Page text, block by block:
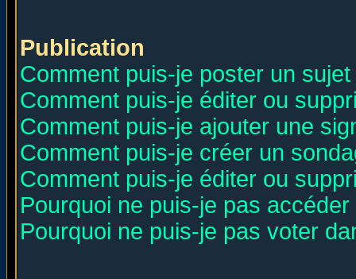
Publication
Comment puis-je poster un
Comment puis-je éditer ou
Comment puis-je ajouter une
Comment puis-je créer un
Comment puis-je éditer ou
Pourquoi ne puis-je pas
Pourquoi ne puis-je pas voter